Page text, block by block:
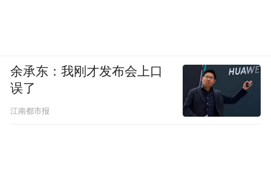
余承东：我刚才发布会上口
误了
江南都市报